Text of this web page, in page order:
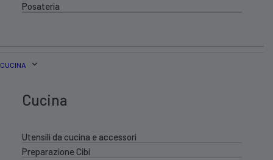
Posateria
CUCINA
Cucina
Utensili da cucina e accessori
Preparazione Cibi